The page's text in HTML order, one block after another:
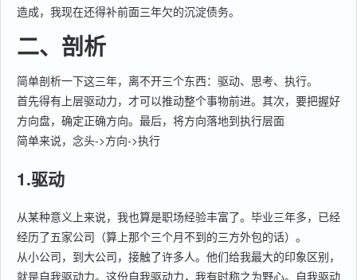
造成，我现在还得补前面三年欠的沉淀债务。
二、剖析
简单剖析一下这三年，离不开三个东西：驱动、思考、执行。
首先得有上层驱动力，才可以推动整个事物前进。其次，要把握好
方向盘，确定正确方向。最后，将方向落地到执行层面
简单来说，念头->方向->执行
1.驱动
从某种意义上来说，我也算是职场经验丰富了。毕业三年多，已经
经历了五家公司（算上那个三个月不到的三方外包的话）。
从小公司，到大公司，接触了许多人。他们给我最大的印象区别，
就是自我驱动力。这份自我驱动力，我有时称之为野心。自我驱动